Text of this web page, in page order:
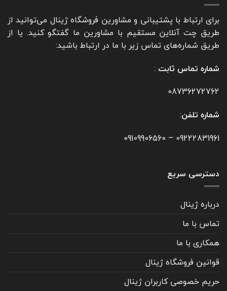
برای ارتباط با پشتیبانی و مشاورین فروشگاه ژینال می‌توانید از
طریق چت آنلاین مستقیم با مشاورین ما گفتگو کنید. یا از
طریق شماره‌های تماس زیر با ما در ارتباط باشید:
شماره تماس ثابت :
08736272762
شماره تلفن:
09222831961
–
09109906560
دسترسی سریع
درباره ژینال
تماس با ما
همکاری با ما
قوانین فروشگاه ژینال
حریم خصوصی کاربران ژینال